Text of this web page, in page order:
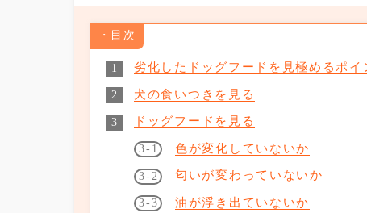
目次
劣化したドッグフードを見極めるポイ
犬の食いつきを見る
ドッグフードを見る
色が変化していないか
匂いが変わっていないか
油が浮き出ていないか